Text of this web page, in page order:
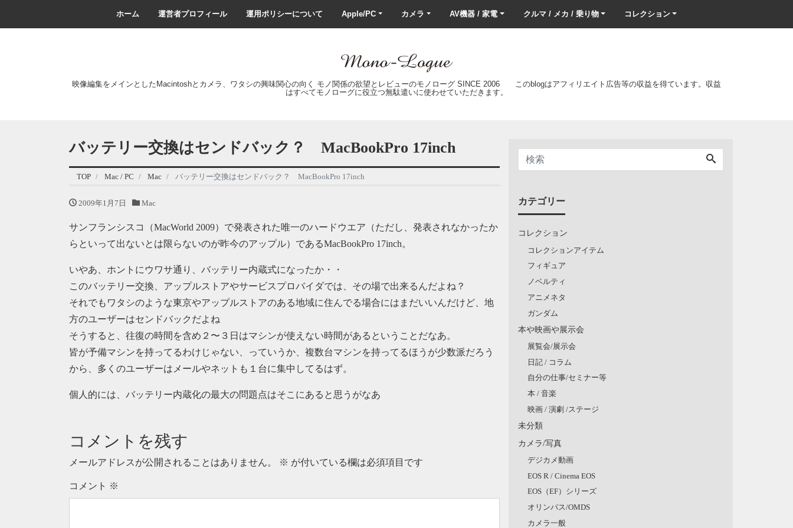
ホーム 運営者プロフィール 運用ポリシーについて Apple/PC カメラ AV機器 / 家電 クルマ / メカ / 乗り物 コレクション
映像編集をメインとしたMacintoshとカメラ、ワタシの興味関心の向く モノ関係の欲望とレビューのモノローグ SINCE 2006 このblogはアフィリエイト広告等の収益を得ています。収益
はすべてモノローグに役立つ無駄遣いに使わせていただきます。
バッテリー交換はセンドバック？ MacBookPro 17inch
TOP Mac / PC Mac バッテリー交換はセンドバック？ MacBookPro 17inch
2009年1月7日 Mac
サンフランシスコ（MacWorld 2009）で発表された唯一のハードウエア（ただし、発表されなかったか
らといって出ないとは限らないのが昨今のアップル）であるMacBookPro 17inch。
いやあ、ホントにウワサ通り、バッテリー内蔵式になったか・・
このバッテリー交換、アップルストアやサービスプロバイダでは、その場で出来るんだよね？
それでもワタシのような東京やアップルストアのある地域に住んでる場合にはまだいいんだけど、地
方のユーザーはセンドバックだよね
そうすると、往復の時間を含め２〜３日はマシンが使えない時間があるということだなあ。
皆が予備マシンを持ってるわけじゃない、っていうか、複数台マシンを持ってるほうが少数派だろう
から、多くのユーザーはメールやネットも１台に集中してるはず。
個人的には、バッテリー内蔵化の最大の問題点はそこにあると思うがなあ
コメントを残す
メールアドレスが公開されることはありません。 ※ が付いている欄は必須項目です
コメント ※
カテゴリー
コレクション
コレクションアイテム
フィギュア
ノベルティ
アニメネタ
ガンダム
本や映画や展示会
展覧会/展示会
日記 / コラム
自分の仕事/セミナー等
本 / 音楽
映画 / 演劇 /ステージ
未分類
カメラ/写真
デジカメ動画
EOS R / Cinema EOS
EOS（EF）シリーズ
オリンパス/OMDS
カメラ一般